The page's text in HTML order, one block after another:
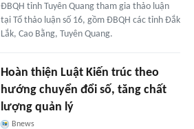
ĐBQH tỉnh Tuyên Quang tham gia thảo luận
tại Tổ thảo luận số 16, gồm ĐBQH các tỉnh Đắk
Lắk, Cao Bằng, Tuyên Quang.
Hoàn thiện Luật Kiến trúc theo
hướng chuyển đổi số, tăng chất
lượng quản lý
Bnews